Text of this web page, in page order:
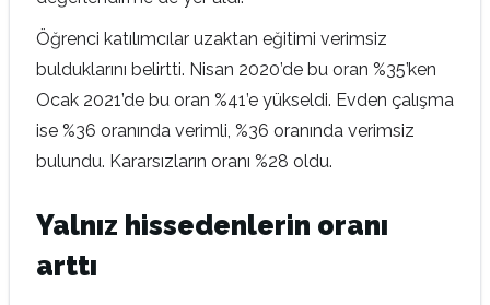
Öğrenci katılımcılar uzaktan eğitimi verimsiz
bulduklarını belirtti. Nisan 2020’de bu oran %35’ken
Ocak 2021’de bu oran %41’e yükseldi. Evden çalışma
ise %36 oranında verimli, %36 oranında verimsiz
bulundu. Kararsızların oranı %28 oldu.
Yalnız hissedenlerin oranı
arttı